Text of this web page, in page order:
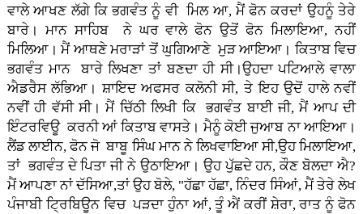
ਵਾਲੇ ਆਖਣ ਲੱਗੇ ਕਿ ਭਗਵੰਤ ਨੂੰ ਵੀ ਮਿਲ ਆ, ਮੈਂ ਫੋਨ ਕਰਦਾਂ ਉਹਨੂੰ ਤੇਰੇ
ਬਾਰੇ। ਮਾਨ ਸਾਹਿਬ ਨੇ ਘਰ ਵਾਲੇ ਫੋਨ ਉਤੋਂ ਫੋਨ ਮਿਲਾਇਆ, ਨਹੀਂ
ਮਿਲਿਆ। ਮੈਂ ਆਥਣੇ ਮਰਾੜਾਂ ਤੋਂ ਘੁਗਿਆਣੇ ਮੁੜ ਆਇਆ। ਕਿਤਾਬ ਵਿਚ
ਭਗਵੰਤ ਮਾਨ ਬਾਰੇ ਲਿਖਣਾ ਤਾਂ ਬਣਦਾ ਹੀ ਸੀ।ਉਹਦਾ ਪਟਿਆਲੇ ਵਾਲਾ
ਐਡਰੈਸ ਲੱਭਿਆ। ਸ਼ਾਇਦ ਅਫਸਰ ਕਲੋਨੀ ਸੀ, ਤੇ ਇਹ ਉਦੋਂ ਹਾਲੇ ਨਵੀਂ
ਨਵੀਂ ਹੀ ਵੱਸੀ ਸੀ। ਮੈਂ ਚਿੱਠੀ ਲਿਖੀ ਕਿ ਭਗਵੰਤ ਬਾਈ ਜੀ, ਮੈਂ ਆਪ ਦੀ
ਇੰਟਰਵਿਊ ਕਰਨੀ ਆਂ ਕਿਤਾਬ ਵਾਸਤੇ। ਮੈਨੂੰ ਕੋਈ ਜੁਆਬ ਨਾ ਆਇਆ।
ਲੈਂਡ ਲਾਈਨ, ਫੋਨ ਜੋ ਬਾਬੂ ਸਿੰਘ ਮਾਨ ਨੇ ਲਿਖਵਾਇਆ ਸੀ,ਉਹ ਮਿਲਾਇਆ,
ਤਾਂ ਭਗਵੰਤ ਦੇ ਪਿਤਾ ਜੀ ਨੇ ਉਠਾਇਆ। ਉਹ ਪੁੱਛਦੇ ਹਨ, ਕੌਣ ਬੋਲਦਾ ਐ?
ਮੈਂ ਆਪਣਾ ਨਾਂ ਦੱਸਿਆ,ਤਾਂ ਉਹ ਬੋਲੇ, "ਹੱਛਾ ਹੱਛਾ, ਨਿੰਦਰ ਸਿੰਆਂ, ਮੈਂ ਤੇਰੇ ਲੇਖ
ਪੰਜਾਬੀ ਟ੍ਰਿਬਿਊਨ ਵਿਚ ਪੜਦਾ ਹੁੰਨਾ ਆਂ, ਤੂੰ ਐਂ ਕਰੀਂ ਸ਼ੇਰਾ, ਰਾਤ ਨੂੰ ਫੋਨ